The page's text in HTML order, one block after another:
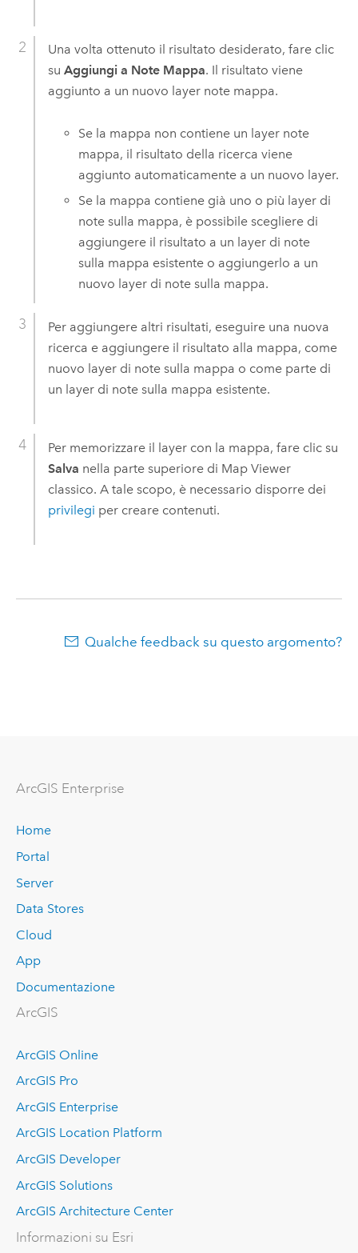
Una volta ottenuto il risultato desiderato, fare clic
su Aggiungi a Note Mappa. Il risultato viene
aggiunto a un nuovo layer note mappa.
Se la mappa non contiene un layer note
mappa, il risultato della ricerca viene
aggiunto automaticamente a un nuovo layer.
Se la mappa contiene già uno o più layer di
note sulla mappa, è possibile scegliere di
aggiungere il risultato a un layer di note
sulla mappa esistente o aggiungerlo a un
nuovo layer di note sulla mappa.
Per aggiungere altri risultati, eseguire una nuova
ricerca e aggiungere il risultato alla mappa, come
nuovo layer di note sulla mappa o come parte di
un layer di note sulla mappa esistente.
Per memorizzare il layer con la mappa, fare clic su
Salva nella parte superiore di Map Viewer
classico. A tale scopo, è necessario disporre dei
privilegi per creare contenuti.
Qualche feedback su questo argomento?
ArcGIS Enterprise
Home
Portal
Server
Data Stores
Cloud
App
Documentazione
ArcGIS
ArcGIS Online
ArcGIS Pro
ArcGIS Enterprise
ArcGIS Location Platform
ArcGIS Developer
ArcGIS Solutions
ArcGIS Architecture Center
Informazioni su Esri